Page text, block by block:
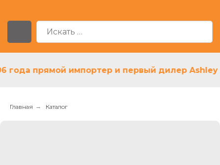
прямой импортер и первый дилер Ashley в
Главная → Каталог